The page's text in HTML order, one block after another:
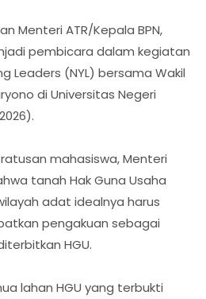
Menteri ATR/Kepala BPN,
pembicara dalam kegiatan
Leaders (NYL) bersama Wakil
di Universitas Negeri
mahasiswa, Menteri
tanah Hak Guna Usaha
adat idealnya harus
pengakuan sebagai
HGU.
lahan HGU yang terbukti